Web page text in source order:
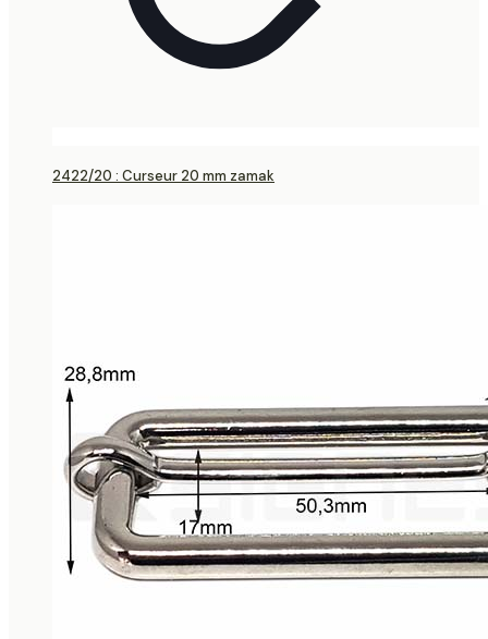
2422/20 : Curseur 20 mm zamak